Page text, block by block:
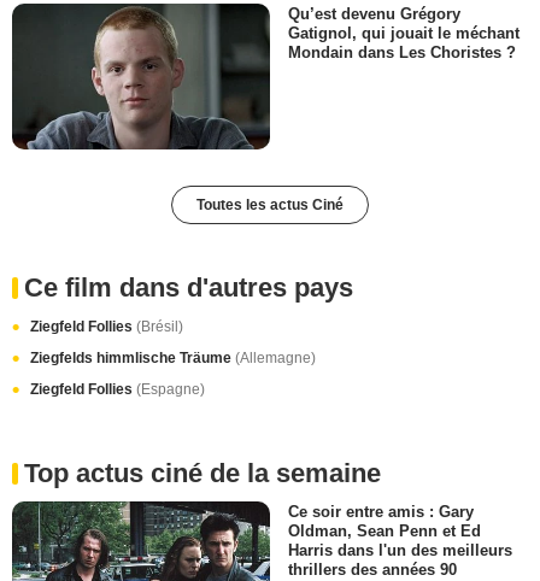
Qu’est devenu Grégory
Gatignol, qui jouait le méchant
Mondain dans Les Choristes ?
Toutes les actus Ciné
Ce film dans d'autres pays
Ziegfeld Follies (Brésil)
Ziegfelds himmlische Träume (Allemagne)
Ziegfeld Follies (Espagne)
Top actus ciné de la semaine
Ce soir entre amis : Gary
Oldman, Sean Penn et Ed
Harris dans l'un des meilleurs
thrillers des années 90